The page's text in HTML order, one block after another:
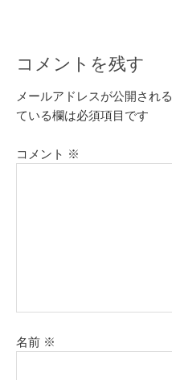
コメントを残す
メールアドレスが公開され
ている欄は必須項目です
コメント ※
名前 ※